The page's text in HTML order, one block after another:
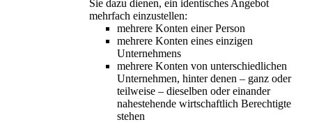
Sie dazu dienen, ein identisches Angebot
mehrfach einzustellen:
mehrere Konten einer Person
mehrere Konten eines einzigen
Unternehmens
mehrere Konten von unterschiedlichen
Unternehmen, hinter denen – ganz oder
teilweise – dieselben oder einander
nahestehende wirtschaftlich Berechtigte
stehen